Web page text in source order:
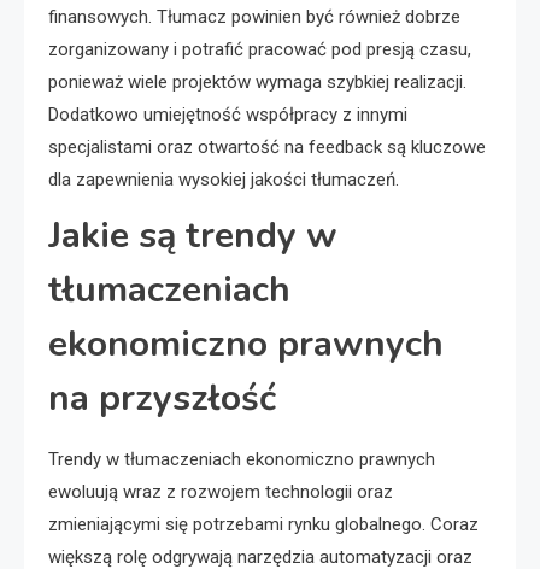
finansowych. Tłumacz powinien być również dobrze
zorganizowany i potrafić pracować pod presją czasu,
ponieważ wiele projektów wymaga szybkiej realizacji.
Dodatkowo umiejętność współpracy z innymi
specjalistami oraz otwartość na feedback są kluczowe
dla zapewnienia wysokiej jakości tłumaczeń.
Jakie są trendy w
tłumaczeniach
ekonomiczno prawnych
na przyszłość
Trendy w tłumaczeniach ekonomiczno prawnych
ewoluują wraz z rozwojem technologii oraz
zmieniającymi się potrzebami rynku globalnego. Coraz
większą rolę odgrywają narzędzia automatyzacji oraz